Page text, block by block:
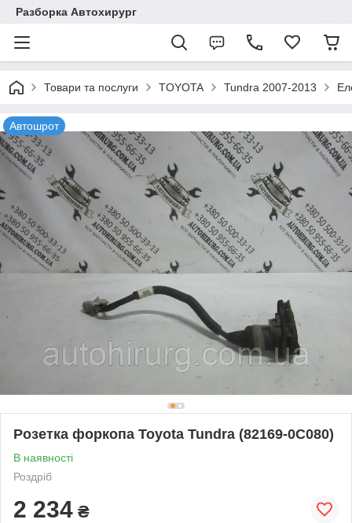
Разборка Автохирург
Товари та послуги TOYOTA Tundra 2007-2013
Автошрот
Розетка форкопа Toyota Tundra (82169-0C080)
В наявності
Роздріб
2 234 ₴